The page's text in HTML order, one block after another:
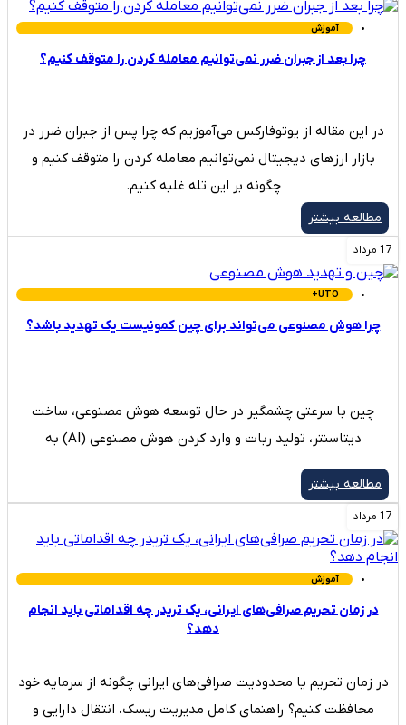
آموزش
چرا بعد از جبران ضرر نمی‌توانیم معامله کردن را متوقف کنیم؟
در این مقاله از یوتوفارکس می‌آموزیم که چرا پس از جبران ضرر در
بازار ارزهای دیجیتال نمی‌توانیم معامله کردن را متوقف کنیم و
چگونه بر این تله غلبه کنیم.
مطالعه بیشتر
17 مرداد
UTO+
چرا هوش مصنوعی می‌تواند برای چین کمونیست یک تهدید باشد؟
چین با سرعتی چشمگیر در حال توسعه هوش مصنوعی، ساخت
دیتاسنتر، تولید ربات و وارد کردن هوش مصنوعی (AI) به
مطالعه بیشتر
17 مرداد
آموزش
در زمان تحریم صرافی‌های ایرانی، یک تریدر چه اقداماتی باید انجام
دهد؟
در زمان تحریم یا محدودیت صرافی‌های ایرانی چگونه از سرمایه خود
محافظت کنیم؟ راهنمای کامل مدیریت ریسک، انتقال دارایی و